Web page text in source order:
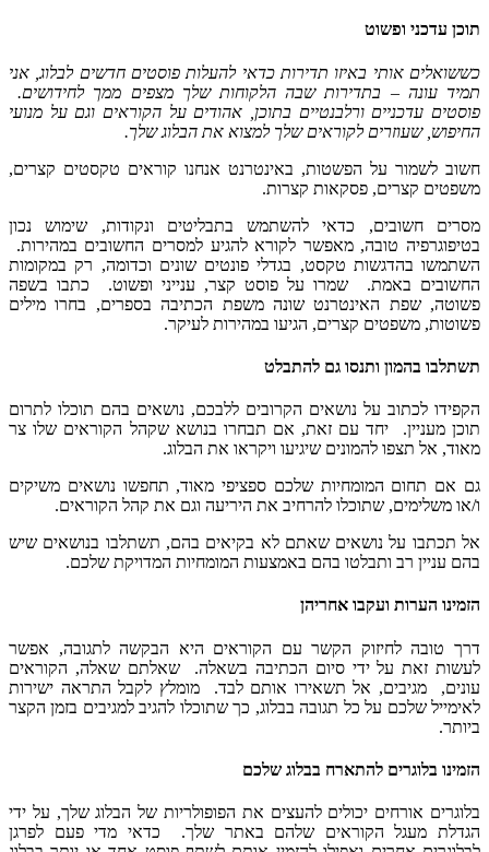
תוכן עדכני ופשוט
כששואלים אותי באיזו תדירות כדאי להעלות פוסטים חדשים לבלוג, אני
תמיד עונה – בתדירות שבה הלקוחות שלך מצפים ממך לחידושים.
פוסטים עדכניים ורלבנטיים בתוכן, אהודים על הקוראים וגם על מנועי
החיפוש, שעוזרים לקוראים שלך למצוא את הבלוג שלך.
חשוב לשמור על הפשטות, באינטרנט אנחנו קוראים טקסטים קצרים,
משפטים קצרים, פסקאות קצרות.
מסרים חשובים, כדאי להשתמש בתבליטים ונקודות, שימוש נכון
בטיפוגרפיה טובה, מאפשר לקורא להגיע למסרים החשובים במהירות.
השתמשו בהדגשות טקסט, בגדלי פונטים שונים וכדומה, רק במקומות
החשובים באמת. שמרו על פוסט קצר, ענייני ופשוט. כתבו בשפה
פשוטה, שפת האינטרנט שונה משפת הכתיבה בספרים, בחרו מילים
פשוטות, משפטים קצרים, הגיעו במהירות לעיקר.
תשתלבו בהמון ותנסו גם להתבלט
הקפידו לכתוב על נושאים הקרובים ללבכם, נושאים בהם תוכלו לתרום
תוכן מעניין. יחד עם זאת, אם תבחרו בנושא שקהל הקוראים שלו צר
מאוד, אל תצפו להמונים שיגיעו ויקראו את הבלוג.
גם אם תחום המומחיות שלכם ספציפי מאוד, תחפשו נושאים משיקים
ו/או משלימים, שתוכלו להרחיב את היריעה וגם את קהל הקוראים.
אל תכתבו על נושאים שאתם לא בקיאים בהם, תשתלבו בנושאים שיש
בהם עניין רב ותבלטו בהם באמצעות המומחיות המדויקת שלכם.
הזמינו הערות ועקבו אחריהן
דרך טובה לחיזוק הקשר עם הקוראים היא הבקשה לתגובה, אפשר
לעשות זאת על ידי סיום הכתיבה בשאלה. שאלתם שאלה, הקוראים
עונים, מגיבים, אל תשאירו אותם לבד. מומלץ לקבל התראה ישירות
לאימייל שלכם על כל תגובה בבלוג, כך שתוכלו להגיב למגיבים בזמן הקצר
ביותר.
הזמינו בלוגרים להתארח בבלוג שלכם
בלוגרים אורחים יכולים להעצים את הפופולריות של הבלוג שלך, על ידי
הגדלת מעגל הקוראים שלהם באתר שלך. כדאי מדי פעם לפרגן